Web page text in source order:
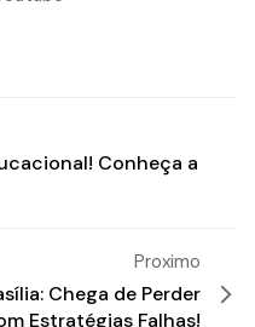
Conheça a
Proximo
Chega de Perder
Estratégias Falhas!